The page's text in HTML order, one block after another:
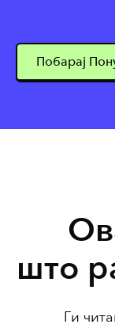
Побарај
што
Ги